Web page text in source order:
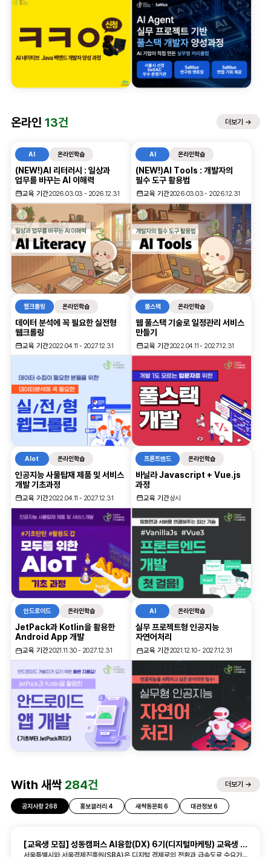
온라인 13건 더보기 →
AI 온라인학습
(NEW!)AI 리터러시 : 일상과
업무를 바꾸는 AI 이해력
교육 기간2026.03.03 - 2026.12.31
AI 온라인학습
(NEW!)AI Tools : 개발자의
필수 도구 활용법
교육 기간2026.03.03 - 2026.12.31
웹크롤링 온라인학습
데이터 분석에 꼭 필요한 실전형
웹크롤링
교육 기간2022.04.11 - 2027.12.31
풀스택 온라인학습
웹 풀스택 기술로 일정관리 서비스
만들기
교육 기간2022.04.11 - 2027.12.31
AIot 온라인학습
인공지능 사물탑재 제품 및 서비스
개발 기초과정
교육 기간2022.04.11 - 2027.12.31
프론트엔드 온라인학습
바닐라 Javascript + Vue.js
과정
교육 기간상시
안드로이드 온라인학습
JetPack과 Kotlin을 활용한
Android App 개발
교육 기간2021.11.30 - 2027.12.31
AI 온라인학습
실무 프로젝트형 인공지능
자연어처리
교육 기간2021.12.10 - 2027.12.31
With 새싹 284건 더보기 →
공지사항 268 홍보갤러리 4 새싹동문회 6 대관정보 6
[교육생 모집] 성동캠퍼스 AI융합(DX) 6기(디지털마케팅) 교육생 모집(~8.19. 까지)
서울특별시와 서울경제진흥원(SBA)은 디지털 경제로의 전환과 급속도로 수요가 증가되고 있는 AI 관련 디지털 전문인력의 양성과 일자리 연계를 위해 새싹 광진캠퍼스 AI 융합 6기 교육생을 모집 하오니 많은 참여 바랍니다. 󰏚 모집대상 ❍ 분야별 기초지식(레벨)을 갖춘 만 15세 이상의 서울시민 또는 서울 거소자*로, 과정 수료 직후 일자리(취·창업) 활동을 하고자 하는 분 * 서울 거주 확인: 주민등록등본 또는 본인 이름으로 된 부동산계약서, 공공요금 납부고지서, 고시원/기숙사 입주확인서 등 ❍ 서울 지역 이외에 거주하는 서울 소재 대학(원)생* / 서울 소재 대학(원) 졸업생* / 서울 소재 기업 근무 경력자* * 모집 공고일로부터 3년 이내 󰏚 교육과정 소개 ❍ ‘새싹(SeSAC)’ 과정의 특징 ① 400개가 넘는 기업 현장에서 실제 필요로 하는 과정과 커리큘럼 ② 검증된 교육기관과 현업 실전고수로부터 개발역량 학습 가능 ③ 기본역량(분야-직무-스택)뿐만 아니라 코드리뷰, 멘토링, 동료학습, 실전프로젝트를 통해 특화/응용역량 확보 가능 ④ 과정 이후, 현장 수요기업과 연결하여 취업과정 적극 지원 ❍ ‘새싹(SeSAC)’이 준비한 과정 - 분야 및 규모: 1개 분야(디지털마케팅), 총 28명 - 검증된 기관 및 현업 개발자와 함께하는 과정 구분 분 야 교육파트너 과 정 명 교육 기간 교육인원 AI융합 (기관형) 디지털 마케팅 주식회사 메타코드에이치 생성형 AI 마케팅 전문가 과정 : 퍼널 설계부터 AI 콘텐츠 제작 자동화 2026. 9. 7.(월) ~ 2026. 12. 3.(목) 28명 󰏚 교육생 선발 및 교육비 ❍ 선발: 기본자격 확인 → 기초지식(레벨)테스트 → 면접 * 세부적인 사항은 각 교육운영 주체의 기준에 따라 개별 선발 * 청취사 교육생은 청취사 교육을 2회까지 참여할 수 있고, 과정 이탈일(조기취업, 중도포기, 중간평가 탈락, 초기이탈 등)로부터 1년간 참여가 제한되며 그 이후에는 동일한 방식으로 재참여가 가능 ❍ 교육생 선발 가점 - 우대대상 (1)서울특별시 청소년부모 가정 지원에 관한 조례에 따른 ‘청소년 부모’(부모 모두 만 24세 이하, 청소년 한부모 포함) (2)서울특별시 자립준비청년의 자립 지원에 관한 조례에 따른 ‘자립준비청년’ (3)서울특별시 사회적 고립청년 지원에 관한 조례에 따른 ‘사회적 고립운둔청년’ (4)서울특별시 위탁가정 대상 지원 강화 추진계획에 따른 ‘가정위탁아동’ - 우대내용: (1) 레벨테스트(5점), 면접(5점) 가점 부여, (2) 예치금 면제 * 대상여부 확인 결과, 대상자가 아닌 경우 우대내용 적용하지 않음 ❍ 교육비: 무료 - 단, 1인당 전체 교육비의 2% 수준 예치 후 반환 예치금 규모: 10만원 * 예치금 반환 기준 ‣ 교육 진도율 80% 이상 이수 교육생 ‣ 교육 진도율 30% 경과 후 조기 취업 교육생 ‣ 교육 진도율 5% 이내 초기이탈 교육생 ‣ 교육 과정 중 중간평가*를 통해 수강 중단된 교육생 * 과정 별 진도율 30~50%에 중간평가를 진행(역량평가+취업의지/학습태도 평가)하여 과정 적합도가 현저히 낮은 교육생은 수강중단 될 수 있음(본 경우에는 예치금 반환) 󰏚 교육 장소: 청년취업사관학교 새싹 성동캠퍼스 ❍ 위치: 서울특별시 성동구 자동차시장1길 64 * 지하철 장한평역 6번 출구 도보 2분 거리 󰏚 신청 접수 ❍ 접수기한: 26. 7. 22.(수) ~ 8. 19.(수) ❍ 신청방법: 온라인 접수 ☞ https://sesac.seoul.kr/sesac/main/main.do - 새싹 홈페이지 회원가입 후, 새싹 교육프로그램 내에서 교육희망 과정 선택 수강신청 * 신청은 2개 이상 중복 신청이 가능하나, 최종 교육수강은 1개 과정에 한함 * 공고문 내 기재되지 않은, 광진캠퍼스 AI 융합 7기 세부내용은 추후 별도 공고로 게재될 예정이오니, 참고해주시기 바랍니다.